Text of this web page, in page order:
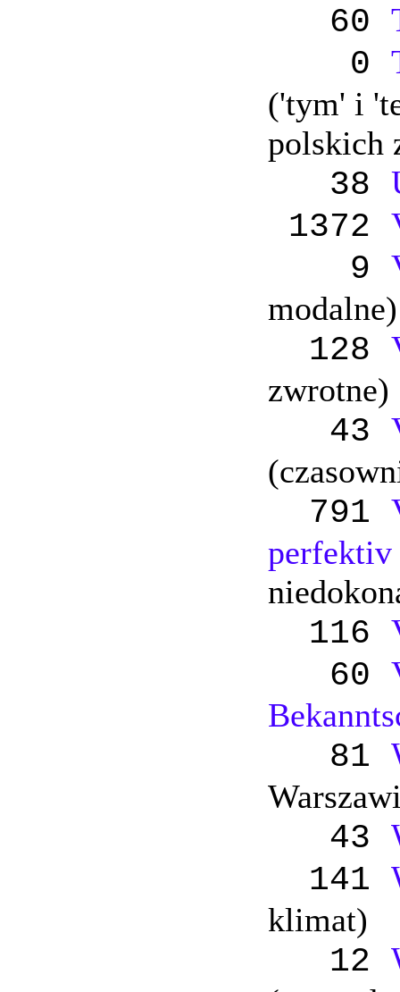
60
0
('tym' i
polskich
38
1372
9
modalne)
128
zwrotne)
43
791
perfektiv
116
60
81
43
141
klimat)
12